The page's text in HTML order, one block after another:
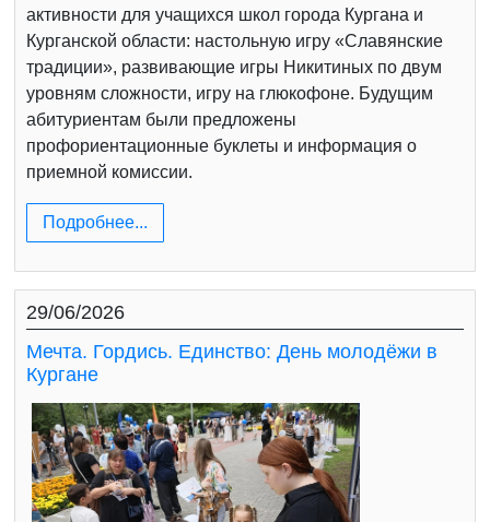
активности для учащихся школ города Кургана и
Курганской области: настольную игру «Славянские
традиции», развивающие игры Никитиных по двум
уровням сложности, игру на глюкофоне. Будущим
абитуриентам были предложены
профориентационные буклеты и информация о
приемной комиссии.
Подробнее...
29/06/2026
Мечта. Гордись. Единство: День молодёжи в
Кургане